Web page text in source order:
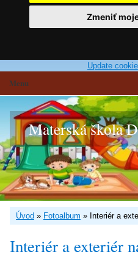
Zmeniť
Update
Materská škola
Úvod » Fotoalbum » Interiér a
Interiér a exteriér
Menu